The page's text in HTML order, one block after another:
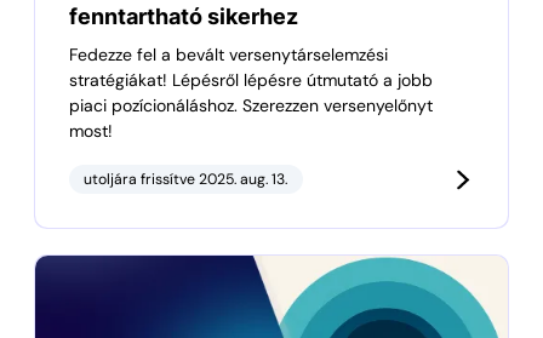
fenntartható sikerhez
Fedezze fel a bevált versenytárselemzési
stratégiákat! Lépésről lépésre útmutató a jobb
piaci pozícionáláshoz. Szerezzen versenyelőnyt
most!
utoljára frissítve 2025. aug. 13.